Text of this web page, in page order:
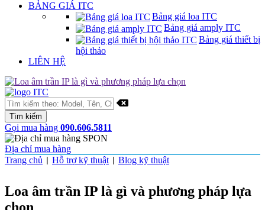
BẢNG GIÁ ITC
Bảng giá loa ITC
Bảng giá amply ITC
Bảng giá thiết bị
hội thảo
LIÊN HỆ
Gọi mua hàng 090.606.5811
Địa chỉ mua hàng
Trang chủ
Hỗ trợ kỹ thuật Blog kỹ thuật
Loa âm trần IP là gì và phương pháp lựa